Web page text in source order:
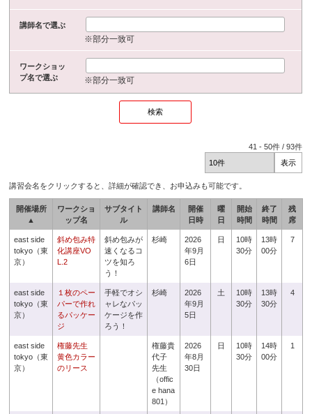
講師名で選ぶ
※部分一致可
ワークショッ
プ名で選ぶ
※部分一致可
41 -50件 /93件
講習会名をクリックすると、詳細が確認でき、お申込みも可能です。
開催場所
▲
ワークショ
ップ名
サブタイト
ル
講師名
開催
日時
曜
日
開始
時間
終了
時間
残
席
east side
tokyo（東
京）
斜め包み特
化講座VO
L.2
斜め包みが
速くなるコ
ツを知ろ
う！
杉崎
2026
年9月
6日
日
10時
30分
13時
00分
7
east side
tokyo（東
京）
１枚のペー
パーで作れ
るパッケー
ジ
手軽でオシ
ャレなパッ
ケージを作
ろう！
杉崎
2026
年9月
5日
土
10時
30分
13時
30分
4
east side
tokyo（東
京）
権藤先生
黄色カラー
のリース
権藤貴
代子
先生
（offic
e hana
801）
2026
年8月
30日
日
10時
30分
14時
00分
1